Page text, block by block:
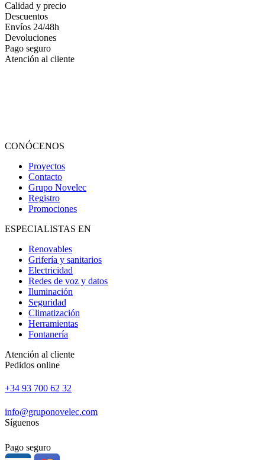
Calidad y precio
Descuentos
Envíos 24/48h
Devoluciones
Pago seguro
Atención al cliente
CONÓCENOS
Proyectos
Contacto
Grupo Novelec
Registro
Promociones
ESPECIALISTAS EN
Renovables
Grifería y sanitarios
Electricidad
Redes de voz y datos
Iluminación
Seguridad
Climatización
Herramientas
Fontanería
Atención al cliente
Pedidos online
+34 93 700 62 32
info@gruponovelec.com
Síguenos
Pago seguro